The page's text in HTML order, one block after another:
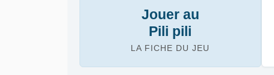
Jouer au
Pili pili
LA FICHE DU JEU